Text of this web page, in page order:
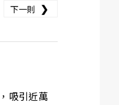
下一則 ❯
吸引近萬